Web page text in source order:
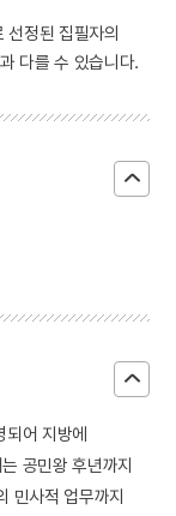
선정된 집필자의
다를 수 있습니다.
되어 지방에
공민왕 후년까지
민사적 업무까지